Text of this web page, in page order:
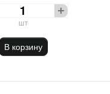
шт
В корзину